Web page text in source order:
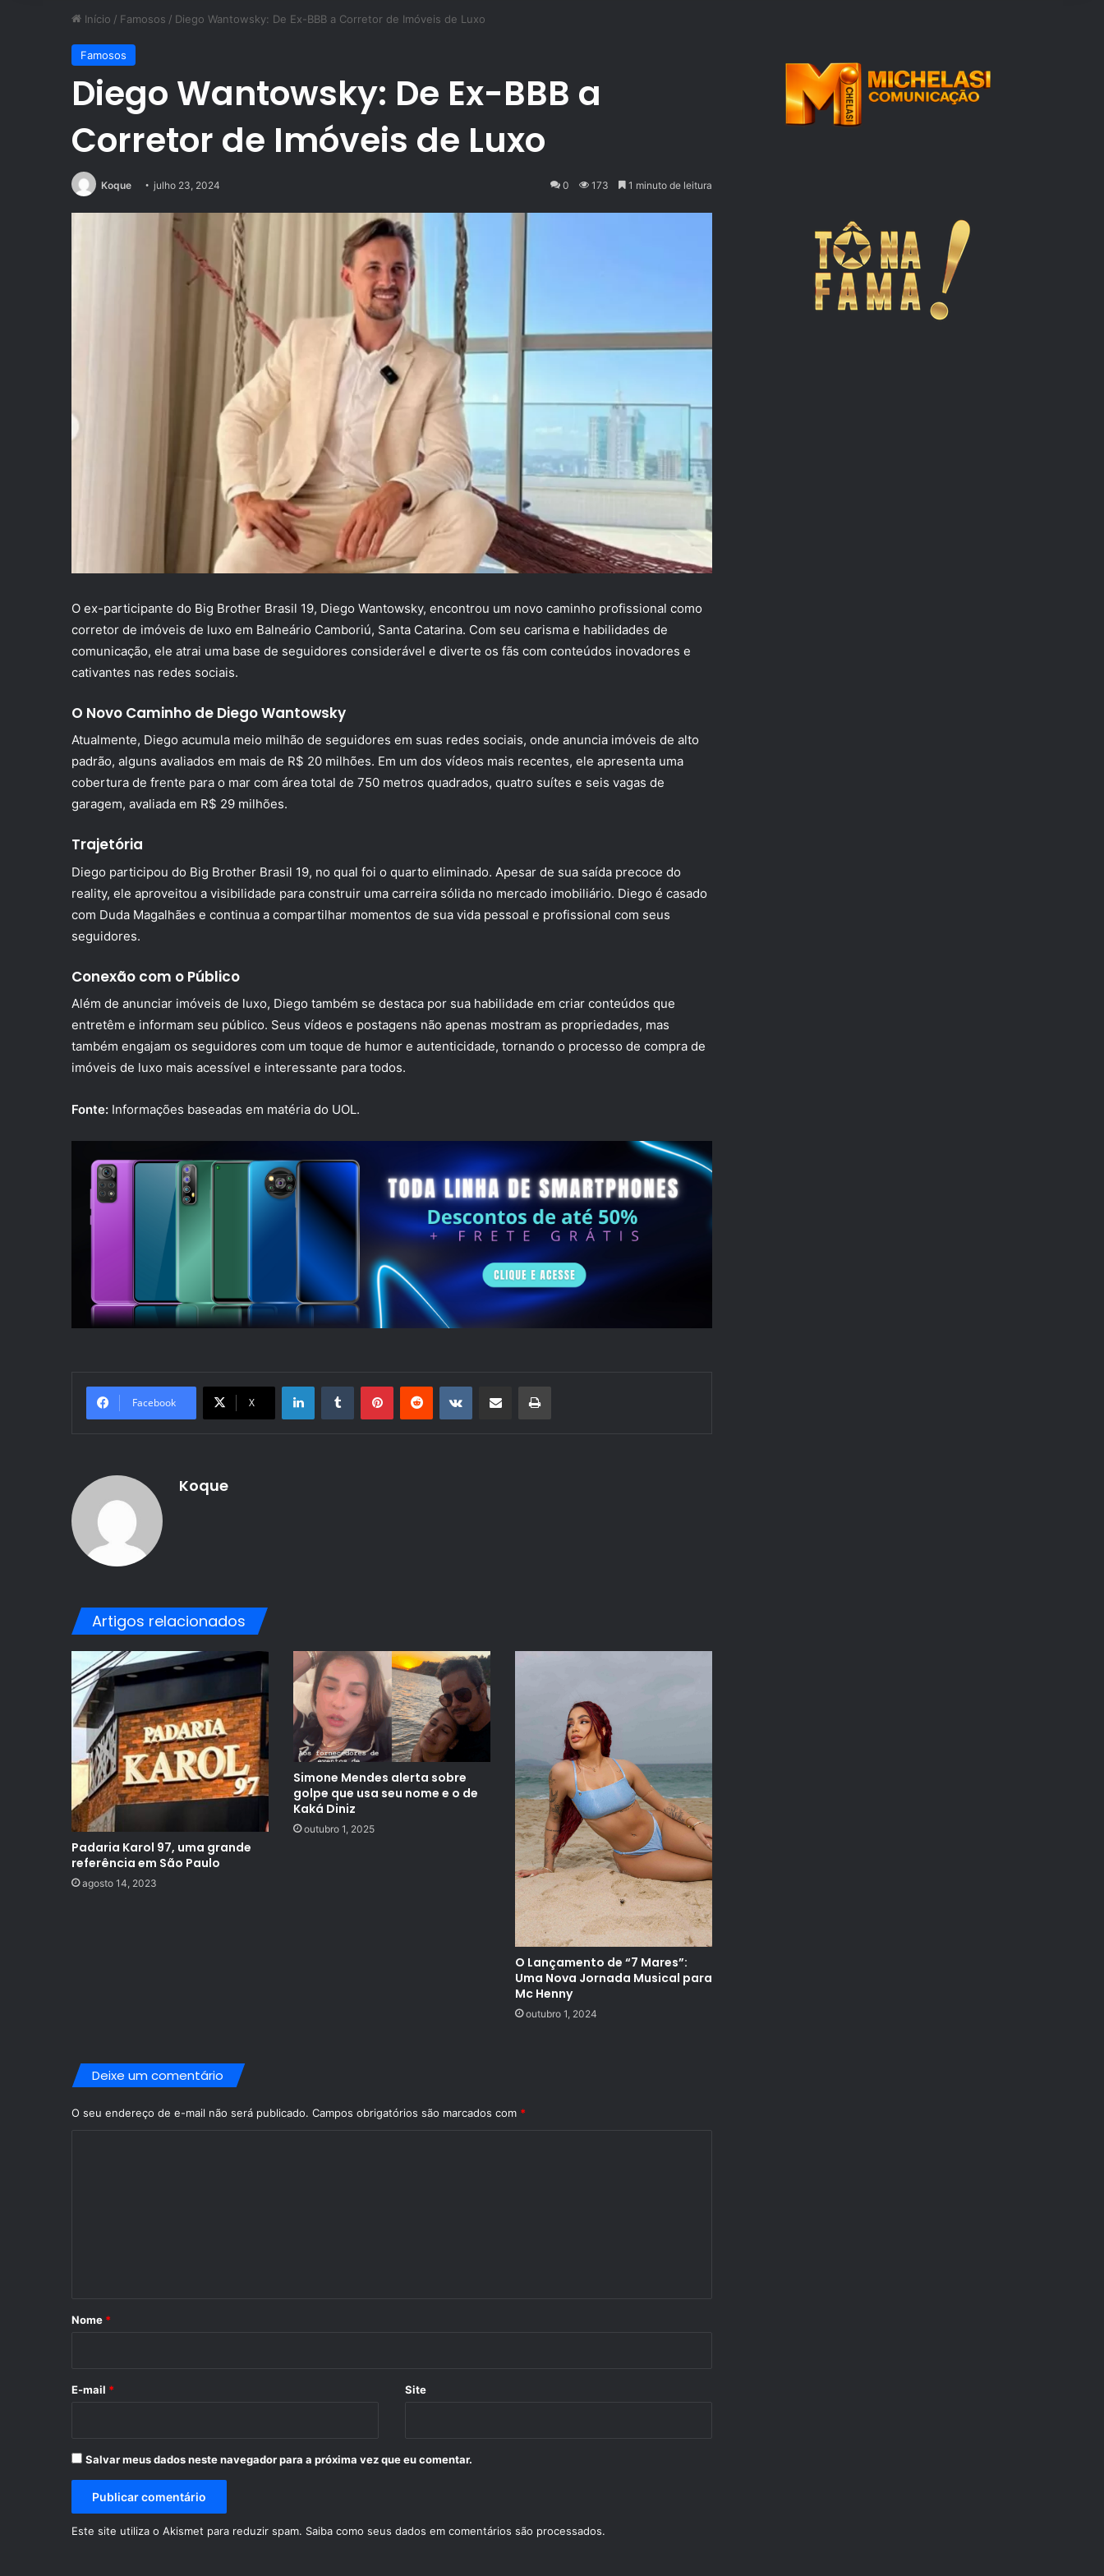
Início / Famosos / Diego Wantowsky: De Ex-BBB a Corretor de Imóveis de Luxo
Famosos
Diego Wantowsky: De Ex-BBB a
Corretor de Imóveis de Luxo
Koque julho 23, 2024 0 173 1 minuto de leitura
O ex-participante do Big Brother Brasil 19, Diego Wantowsky, encontrou um novo caminho profissional como
corretor de imóveis de luxo em Balneário Camboriú, Santa Catarina. Com seu carisma e habilidades de
comunicação, ele atrai uma base de seguidores considerável e diverte os fãs com conteúdos inovadores e
cativantes nas redes sociais.
O Novo Caminho de Diego Wantowsky
Atualmente, Diego acumula meio milhão de seguidores em suas redes sociais, onde anuncia imóveis de alto
padrão, alguns avaliados em mais de R$ 20 milhões. Em um dos vídeos mais recentes, ele apresenta uma
cobertura de frente para o mar com área total de 750 metros quadrados, quatro suítes e seis vagas de
garagem, avaliada em R$ 29 milhões.
Trajetória
Diego participou do Big Brother Brasil 19, no qual foi o quarto eliminado. Apesar de sua saída precoce do
reality, ele aproveitou a visibilidade para construir uma carreira sólida no mercado imobiliário. Diego é casado
com Duda Magalhães e continua a compartilhar momentos de sua vida pessoal e profissional com seus
seguidores.
Conexão com o Público
Além de anunciar imóveis de luxo, Diego também se destaca por sua habilidade em criar conteúdos que
entretêm e informam seu público. Seus vídeos e postagens não apenas mostram as propriedades, mas
também engajam os seguidores com um toque de humor e autenticidade, tornando o processo de compra de
imóveis de luxo mais acessível e interessante para todos.
Fonte: Informações baseadas em matéria do UOL.
Facebook X
LinkedinTumblr PinterestReddit VK Compartilhar via e-mail Imprimir
Koque
Artigos relacionados
Padaria Karol 97, uma grande
referência em São Paulo
agosto 14, 2023
Simone Mendes alerta sobre
golpe que usa seu nome e o de
Kaká Diniz
outubro 1, 2025
O Lançamento de “7 Mares”:
Uma Nova Jornada Musical para
Mc Henny
outubro 1, 2024
Deixe um comentário
O seu endereço de e-mail não será publicado. Campos obrigatórios são marcados com *
r
*
Nome *
E-mail * Site
Salvar meus dados neste navegador para a próxima vez que eu comentar.
Este site utiliza o Akismet para reduzir spam. Saiba como seus dados em comentários são processados.